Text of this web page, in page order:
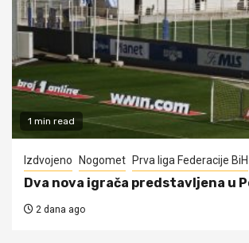
1 min read
Izdvojeno Nogomet Prva liga Federacije BiH
Dva nova igrača predstavljena u
2 dana ago